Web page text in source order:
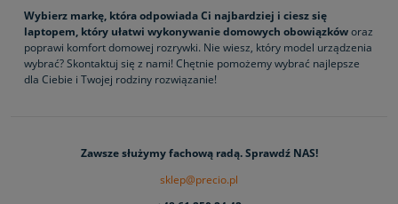
Wybierz markę, która odpowiada Ci najbardziej i ciesz się
laptopem, który ułatwi wykonywanie domowych obowiązkóworaz
poprawi komfort domowej rozrywki. Nie wiesz, który model urządzenia
wybrać? Skontaktuj się z nami! Chętnie pomożemy wybrać najlepsze
dla Ciebie i Twojej rodziny rozwiązanie!
Zawsze służymy fachową radą. Sprawdź NAS!
sklep@precio.pl